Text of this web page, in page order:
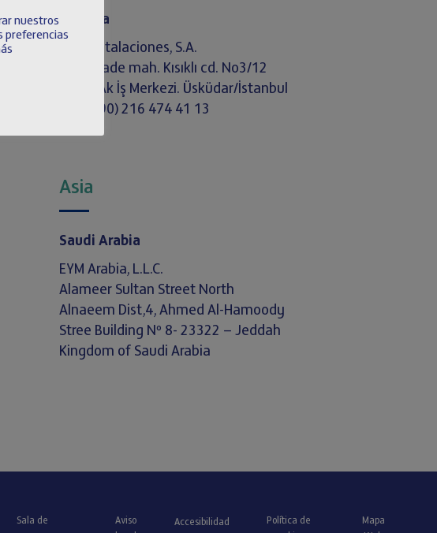
Turquía
EyM Instalaciones, S.A.
Altunizade mah. Kısıklı cd. No3/12
Tekin-Ak İş Merkezi. Üsküdar/İstanbul
Tel.: +(90) 216 474 41 13
Asia
Saudi Arabia
EYM Arabia, L.L.C.
Alameer Sultan Street North
Alnaeem Dist,4, Ahmed Al-Hamoody
Stree Building Nº 8- 23322 – Jeddah
Kingdom of Saudi Arabia
Sala de
Aviso
Accesibilidad
Política de
Mapa
nuestros
preferencias